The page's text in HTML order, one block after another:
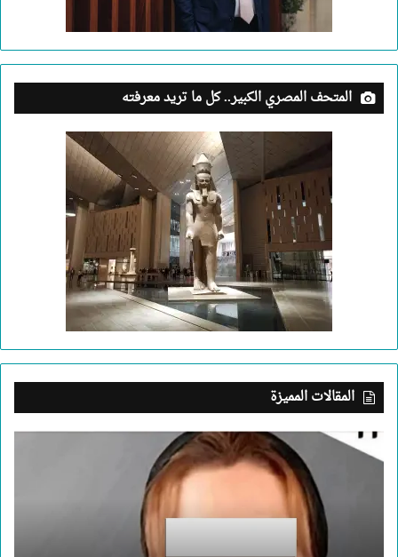
المتحف المصري الكبير.. كل ما تريد معرفته
المقالات المميزة
بعد
جريمة